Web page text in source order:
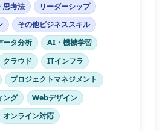
思考法
リーダーシップ
その他ビジネススキル
ータ分析
AI・機械学習
クラウド
ITインフラ
プロジェクトマネジメント
ング
Webデザイン
オンライン対応